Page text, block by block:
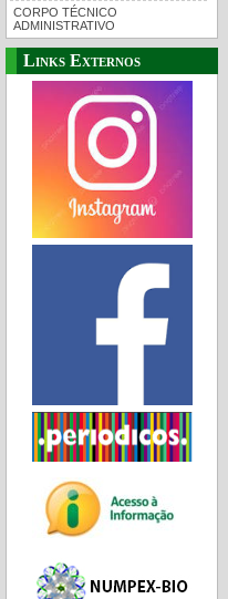
CORPO TÉCNICO
ADMINISTRATIVO
Links Externos